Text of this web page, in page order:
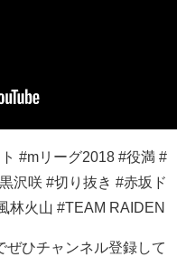
#mリーグ2018 #役満 #
沢咲 #切り抜き #赤坂ド
林火山 #TEAM RAIDEN
ぜひチャンネル登録して